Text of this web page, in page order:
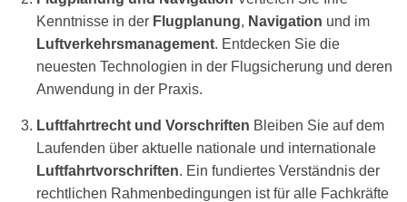
Luftfahrt
Grundlagen Flugzeugelektrik –
Qualifizierung für die Luftfahrtindustrie
Kursdauer: Auf Anfrage
Preis: Auf Anfrage
Kenntnisse in der Flugplanung, Navigation und im
Luftverkehrsmanagement. Entdecken Sie die
neuesten Technologien in der Flugsicherung und deren
Anwendung in der Praxis.
Luftfahrtrecht und Vorschriften Bleiben Sie auf dem
Laufenden über aktuelle nationale und internationale
Luftfahrtvorschriften. Ein fundiertes Verständnis der
rechtlichen Rahmenbedingungen ist für alle Fachkräfte